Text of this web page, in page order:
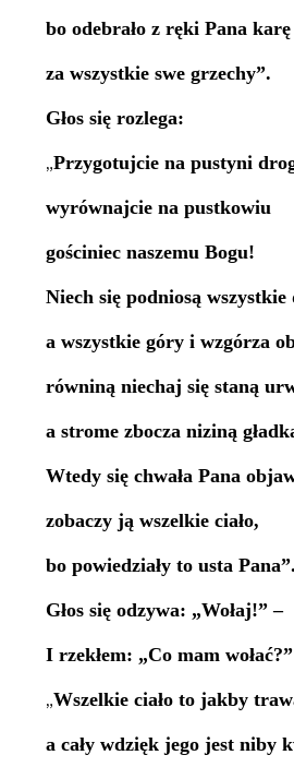
bo odebrało z ręki Pana
za wszystkie swe grzechy”.
Głos się rozlega:
„Przygotujcie na pustyni
wyrównajcie na pustkowiu
gościniec naszemu Bogu!
Niech się podniosą wszystkie
a wszystkie góry i wzgórza
równiną niechaj się staną
a strome zbocza niziną
Wtedy się chwała Pana
zobaczy ją wszelkie ciało,
bo powiedziały to usta Pana”.
Głos się odzywa: „Wołaj!” –
I rzekłem: „Co mam
„Wszelkie ciało to jakby
a cały wdzięk jego jest niby